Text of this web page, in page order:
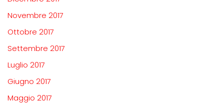
Novembre 2017
Ottobre 2017
Settembre 2017
Luglio 2017
Giugno 2017
Maggio 2017